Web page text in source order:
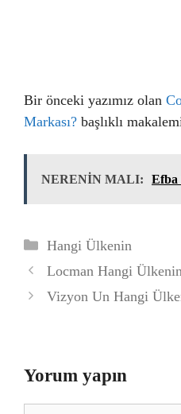
Bir önceki yazımız olan
Markası? başlıklı
NERENİN MALI: Efba
Kategoriler
Hangi Ülkenin
Locman Hangi Ülkenin
Vizyon Un Hangi
Yorum yapın